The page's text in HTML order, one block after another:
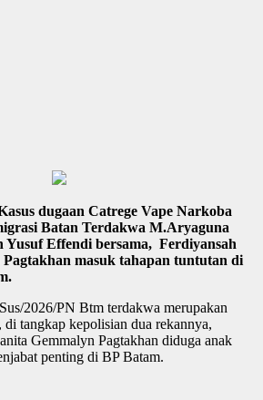
dugaan Catrege Vape Narkoba
Batan Terdakwa M.Aryaguna
Yusuf Effendi bersama, Ferdiyansah
masuk tahapan tuntutan di
2026/PN Btm terdakwa merupakan
tangkap kepolisian dua rekannya,
Gemmalyn Pagtakhan diduga anak
penting di BP Batam.